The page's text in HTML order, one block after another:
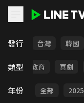
發行
全部 台灣 韓國
類型
日常 教育 喜劇
年份 全部 2025